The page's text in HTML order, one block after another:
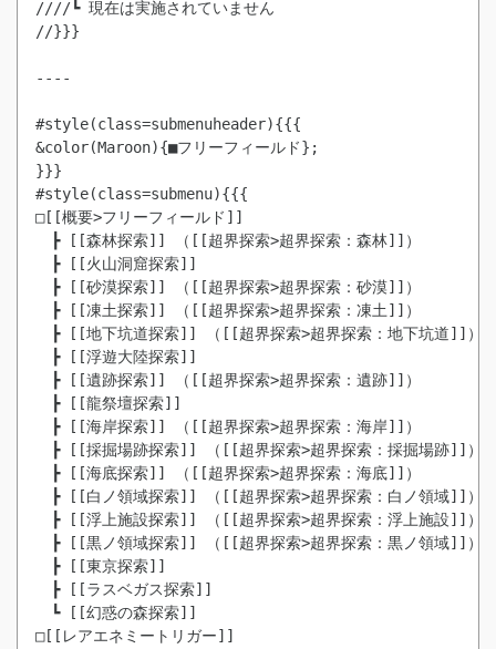
////┗ 現在は実施されていません
//}}}
----
#style(class=submenuheader){{{
&color(Maroon){■フリーフィールド};
}}}
#style(class=submenu){{{
□[[概要>フリーフィールド]]
┣ [[森林探索]] （[[超界探索>超界探索：森林]]）
┣ [[火山洞窟探索]]
┣ [[砂漠探索]] （[[超界探索>超界探索：砂漠]]）
┣ [[凍土探索]] （[[超界探索>超界探索：凍土]]）
┣ [[地下坑道探索]] （[[超界探索>超界探索：地下坑道]]）
┣ [[浮遊大陸探索]]
┣ [[遺跡探索]] （[[超界探索>超界探索：遺跡]]）
┣ [[龍祭壇探索]]
┣ [[海岸探索]] （[[超界探索>超界探索：海岸]]）
┣ [[採掘場跡探索]] （[[超界探索>超界探索：採掘場跡]]）
┣ [[海底探索]] （[[超界探索>超界探索：海底]]）
┣ [[白ノ領域探索]] （[[超界探索>超界探索：白ノ領域]]）
┣ [[浮上施設探索]] （[[超界探索>超界探索：浮上施設]]）
┣ [[黒ノ領域探索]] （[[超界探索>超界探索：黒ノ領域]]）
┣ [[東京探索]]
┣ [[ラスベガス探索]]
┗ [[幻惑の森探索]]
□[[レアエネミートリガー]]